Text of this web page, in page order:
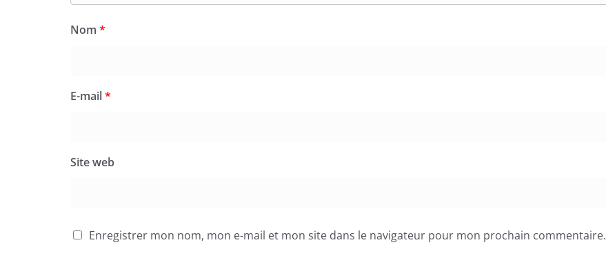
Nom *
E-mail*
Site web
Enregistrer mon nom, mon e-mail et mon site dans le navigateur pour mon prochain commentaire.